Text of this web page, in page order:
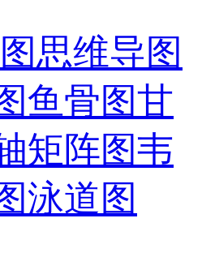
思维导图
鱼骨图甘
矩阵图韦
泳道图